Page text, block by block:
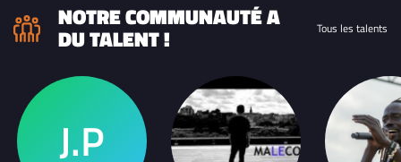
NOTRE COMMUNAUTÉ A
DU TALENT ! Tous les talents